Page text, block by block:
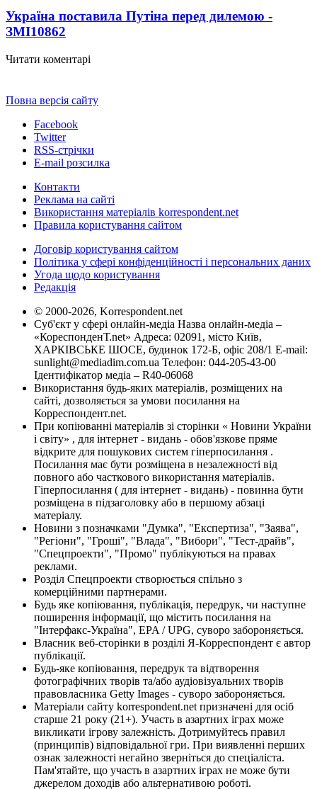
Україна поставила Путіна перед дилемою -
ЗМІ10862
Читати коментарі
Повна версія сайту
Facebook
Twitter
RSS-стрічки
E-mail розсилка
Контакти
Реклама на сайті
Використання матеріалів korrespondent.net
Правила користування сайтом
Договір користування сайтом
Політика у сфері конфіденційності і персональних даних
Угода щодо користування
Редакція
© 2000-2026, Korrespondent.net
Суб'єкт у сфері онлайн-медіа Назва онлайн-медіа –
«КореспонденТ.net» Адреса: 02091, місто Київ,
ХАРКІВСЬКЕ ШОСЕ, будинок 172-Б, офіс 208/1 E-mail:
sunlight@mediadim.com.ua Телефон: 044-205-43-00
Ідентифікатор медіа – R40-06068
Використання будь-яких матеріалів, розміщених на
сайті, дозволяється за умови посилання на
Корреспондент.net.
При копіюванні матеріалів зі сторінки « Новини України
і світу» , для інтернет - видань - обов'язкове пряме
відкрите для пошукових систем гіперпосилання .
Посилання має бути розміщена в незалежності від
повного або часткового використання матеріалів.
Гіперпосилання ( для інтернет - видань) - повинна бути
розміщена в підзаголовку або в першому абзаці
матеріалу.
Новини з позначками "Думка", "Експертиза", "Заява",
"Регіони", "Гроші", "Влада", "Вибори", "Тест-драйв",
"Спецпроекти", "Промо" публікуються на правах
реклами.
Розділ Спецпроекти створюється спільно з
комерційними партнерами.
Будь яке копіювання, публікація, передрук, чи наступне
поширення інформації, що містить посилання на
"Інтерфакс-Україна", EPA / UPG, суворо забороняється.
Власник веб-сторінки в розділі Я-Корреспондент є автор
публікації.
Будь-яке копіювання, передрук та відтворення
фотографічних творів та/або аудіовізуальних творів
правовласника Getty Images - суворо забороняється.
Матеріали сайту korrespondent.net призначені для осіб
старше 21 року (21+). Участь в азартних іграх може
викликати ігрову залежність. Дотримуйтесь правил
(принципів) відповідальної гри. При виявленні перших
ознак залежності негайно зверніться до спеціаліста.
Пам'ятайте, що участь в азартних іграх не може бути
джерелом доходів або альтернативою роботі.